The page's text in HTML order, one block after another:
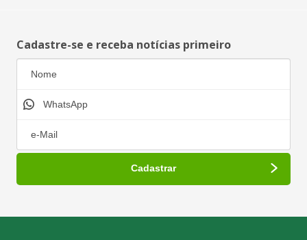
Cadastre-se e receba notícias primeiro